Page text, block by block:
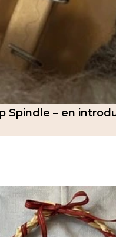
Spindle – en